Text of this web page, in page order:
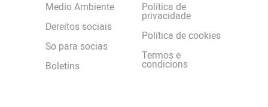
Medio Ambiente
Dereitos sociais
So para socias
Boletins
Política de
privacidade
Política de cookies
Termos e
condicions